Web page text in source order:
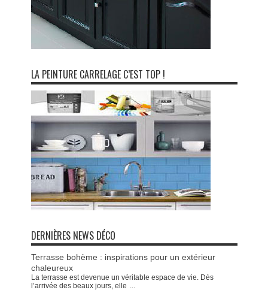
LA PEINTURE CARRELAGE C’EST TOP !
DERNIÈRES NEWS DÉCO
Terrasse bohème : inspirations pour un extérieur
chaleureux
La terrasse est devenue un véritable espace de vie. Dès
l’arrivée des beaux jours, elle ...